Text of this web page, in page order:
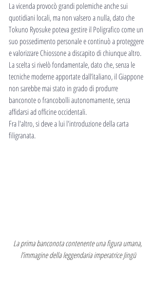
La vicenda provocò grandi polemiche anche sui
quotidiani locali, ma non valsero a nulla, dato che
Tokuno Ryosuke poteva gestire il Poligrafico come un
suo possedimento personale e continuò a proteggere
e valorizzare Chiossone a discapito di chiunque altro.
La scelta si rivelò fondamentale, dato che, senza le
tecniche moderne apportate dall’italiano, il Giappone
non sarebbe mai stato in grado di produrre
banconote o francobolli autonomamente, senza
affidarsi ad officine occidentali.
Fra l'altro, si deve a lui l'introduzione della carta
filigranata.
La prima banconota contenente una figura umana,
l’immagine della leggendaria imperatrice Jingū